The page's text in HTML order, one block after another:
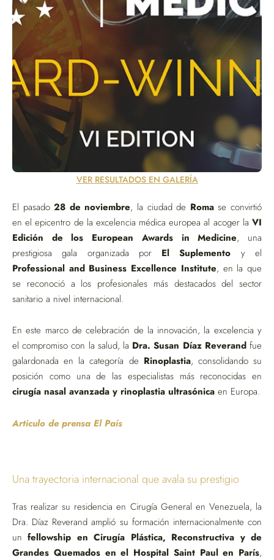
El pasado28 de noviembre, la ciudad de Romase convirtió
en el epicentro de la excelencia médica europea al acoger la VI
Edición de los European Awards in Medicine, una
prestigiosa gala organizada por El Suplemento y el
Professional and Business Excellence Institute, en la que
se reconoció a los profesionales más destacados del sector
sanitario a nivel internacional.
En este marco de celebración de la innovación, la excelencia y
el compromiso con la salud, la Dra. Susan Díaz Reverandfue
galardonada en la categoría de Rinoplastia, consolidando su
posición como una de las especialistas más reconocidas en
cirugía nasal avanzada y rinoplastia ultrasónica en Europa.
Articulo de prensa El País
VER RESULTADOS EN GALERÍA
Una trayectoria internacional que avala su prestigio
Tras realizar su residencia en Cirugía General en Venezuela, la
Dra. Díaz Reverand amplió su formación internacionalmente con
unfellowship en Cirugía Plástica, Reconstructiva y de
Grandes Quemados en el Hospital Saint Paul en París,